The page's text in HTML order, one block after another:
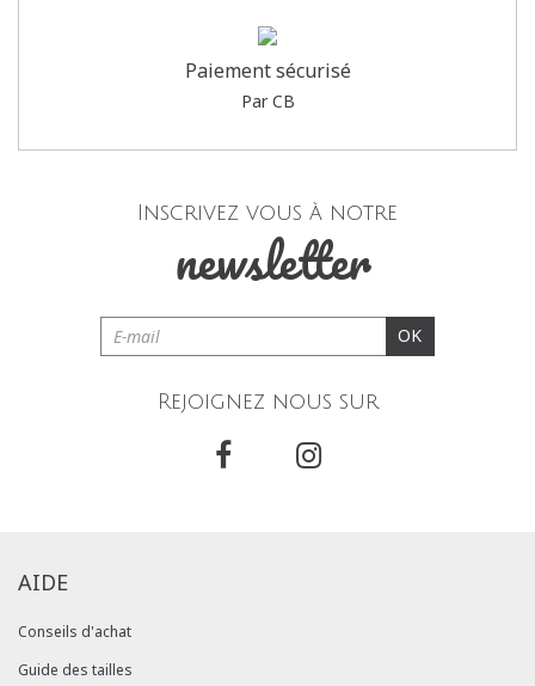
Paiement sécurisé
Par CB
Inscrivez vous à notre
newsletter
OK
Rejoignez nous sur
AIDE
Conseils d'achat
Guide des tailles